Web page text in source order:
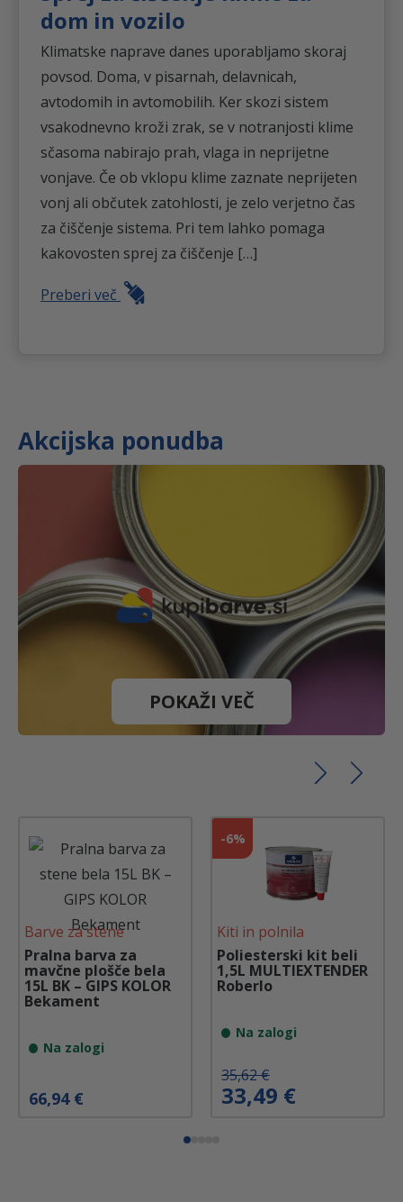
dom in vozilo
Klimatske naprave danes uporabljamo skoraj
povsod. Doma, v pisarnah, delavnicah,
avtodomih in avtomobilih. Ker skozi sistem
vsakodnevno kroži zrak, se v notranjosti klime
sčasoma nabirajo prah, vlaga in neprijetne
vonjave. Če ob vklopu klime zaznate neprijeten
vonj ali občutek zatohlosti, je zelo verjetno čas
za čiščenje sistema. Pri tem lahko pomaga
kakovosten sprej za čiščenje […]
Preberi več
Akcijska ponudba
POKAŽI VEČ
Barve za stene
Pralna barva za
mavčne plošče bela
15L BK – GIPS KOLOR
Bekament
Na zalogi
66,94 €
-6%
Kiti in polnila
Poliesterski kit beli
1,5L MULTIEXTENDER
Roberlo
Na zalogi
35,62€
I
z
v
33,49 €
T
r
e